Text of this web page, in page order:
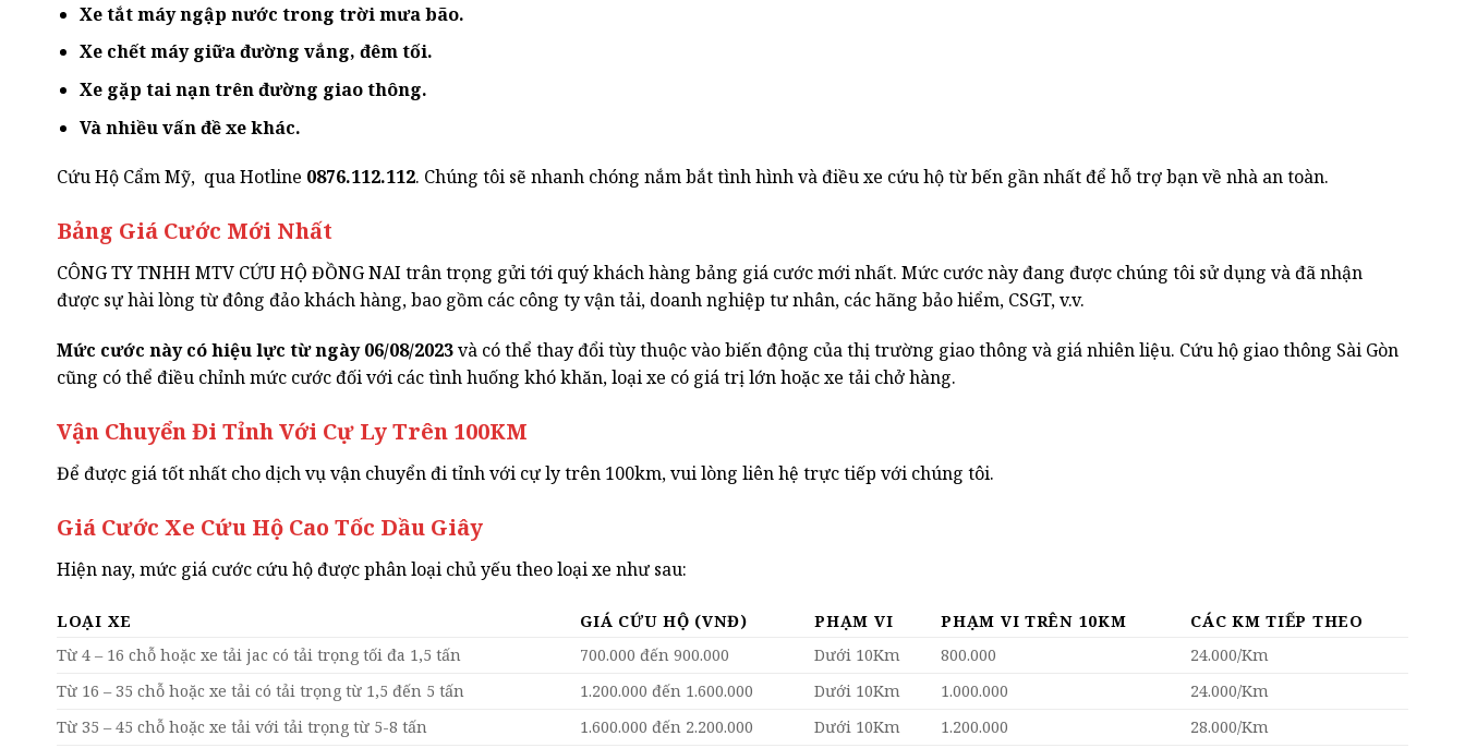
Xe tắt máy ngập nước trong trời mưa bão.
Xe chết máy giữa đường vắng, đêm tối.
Xe gặp tai nạn trên đường giao thông.
Và nhiều vấn đề xe khác.
Cứu Hộ Cẩm Mỹ, qua Hotline 0876.112.112. Chúng tôi sẽ nhanh chóng nắm bắt tình hình và điều xe cứu hộ từ bến gần nhất để hỗ trợ bạn về nhà an toàn.
Bảng Giá Cước Mới Nhất
CÔNG TY TNHH MTV CỨU HỘ ĐỒNG NAI trân trọng gửi tới quý khách hàng bảng giá cước mới nhất. Mức cước này đang được chúng tôi sử dụng và đã nhận
được sự hài lòng từ đông đảo khách hàng, bao gồm các công ty vận tải, doanh nghiệp tư nhân, các hãng bảo hiểm, CSGT, v.v.
Mức cước này có hiệu lực từ ngày 06/08/2023và có thể thay đổi tùy thuộc vào biến động của thị trường giao thông và giá nhiên liệu. Cứu hộ giao thông Sài Gòn
cũng có thể điều chỉnh mức cước đối với các tình huống khó khăn, loại xe có giá trị lớn hoặc xe tải chở hàng.
Vận Chuyển Đi Tỉnh Với Cự Ly Trên 100KM
Để được giá tốt nhất cho dịch vụ vận chuyển đi tỉnh với cự ly trên 100km, vui lòng liên hệ trực tiếp với chúng tôi.
Giá Cước Xe Cứu Hộ Cao Tốc Dầu Giây
Hiện nay, mức giá cước cứu hộ được phân loại chủ yếu theo loại xe như sau:
LOẠI XE GIÁ CỨU HỘ (VNĐ) PHẠM VI PHẠM VI TRÊN 10KM
CÁC KM TIẾP THEO
Từ 4 – 16 chỗ hoặc xe tải jac có tải trọng tối đa 1,5 tấn
700.000 đến 900.000 Dưới 10Km 800.000
24.000/Km
Từ 16 – 35 chỗ hoặc xe tải có tải trọng từ 1,5 đến 5 tấn
1.200.000 đến 1.600.000 Dưới 10Km 1.000.000
24.000/Km
Từ 35 – 45 chỗ hoặc xe tải với tải trọng từ 5-8 tấn
1.600.000 đến 2.200.000 Dưới 10Km 1.200.000
28.000/Km